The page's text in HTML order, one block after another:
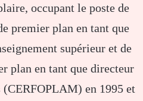
occupant le poste de
premier plan en tant que
supérieur et de
plan en tant que directeur
en 1995 et